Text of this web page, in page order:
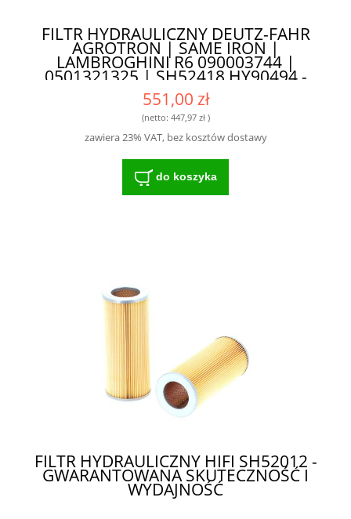
FILTR HYDRAULICZNY DEUTZ-FAHR
AGROTRON | SAME IRON |
LAMBROGHINI R6 090003744 |
0501321325 | SH52418 HY90494 -
ZAPEWNIA DŁUGĄ ŻYWOTNOŚĆ
SILNIKA
551,00 zł
(netto: 447,97 zł)
zawiera 23% VAT, bez kosztów dostawy
do koszyka
FILTR HYDRAULICZNY HIFI SH52012 -
GWARANTOWANA SKUTECZNOŚĆ I
WYDAJNOŚĆ